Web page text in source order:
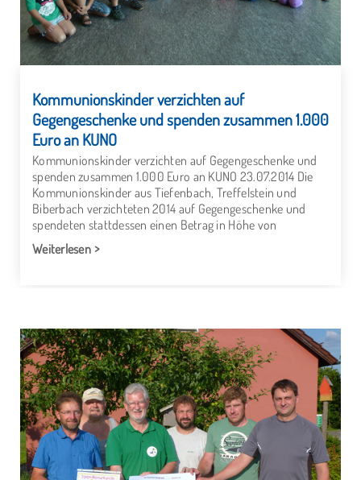
Kommunionskinder verzichten auf
Gegengeschenke und spenden zusammen 1.000
Euro an KUNO
Kommunionskinder verzichten auf Gegengeschenke und
spenden zusammen 1.000 Euro an KUNO 23.07.2014 Die
Kommunionskinder aus Tiefenbach, Treffelstein und
Biberbach verzichteten 2014 auf Gegengeschenke und
spendeten stattdessen einen Betrag in Höhe von
Weiterlesen